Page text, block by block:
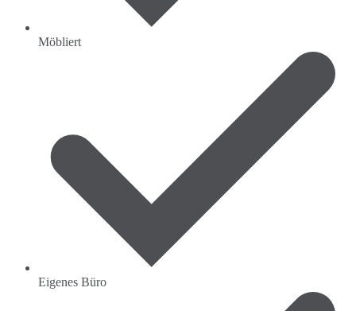
Möbliert
Eigenes Büro